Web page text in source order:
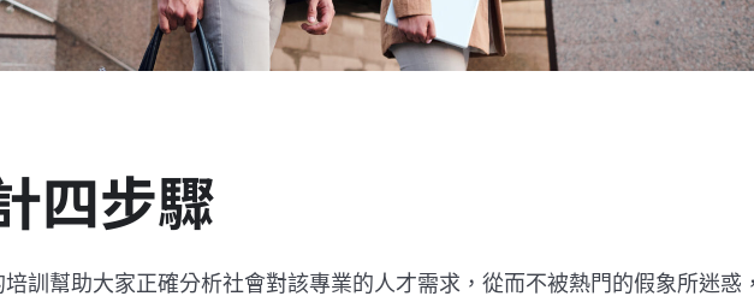
四步驟
訓幫助大家正確分析社會對該專業的人才需求，從而不被熱門的假象所迷惑